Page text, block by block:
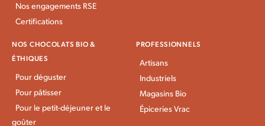
Nos engagements RSE
Certifications
NOS CHOCOLATS BIO &
ÉTHIQUES
Pour déguster
Pour pâtisser
Pour le petit-déjeuner et le
goûter
PROFESSIONNELS
Artisans
Industriels
Magasins Bio
Épiceries Vrac